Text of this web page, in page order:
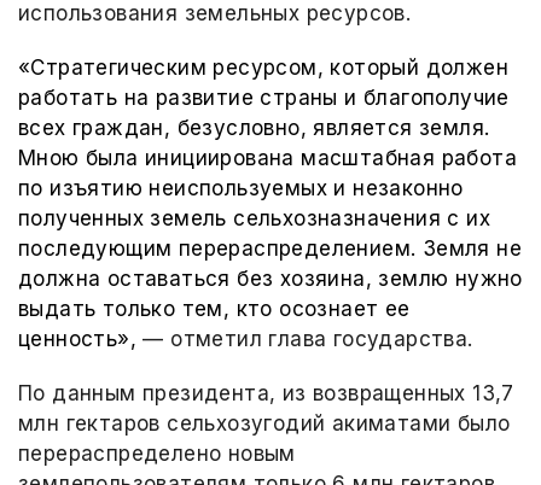
использования земельных ресурсов.
«Стратегическим ресурсом, который должен
работать на развитие страны и благополучие
всех граждан, безусловно, является земля.
Мною была инициирована масштабная работа
по изъятию неиспользуемых и незаконно
полученных земель сельхозназначения с их
последующим перераспределением. Земля не
должна оставаться без хозяина, землю нужно
выдать только тем, кто осознает ее
ценность»,— отметил глава государства.
По данным президента, из возвращенных 13,7
млн гектаров сельхозугодий акиматами было
перераспределено новым